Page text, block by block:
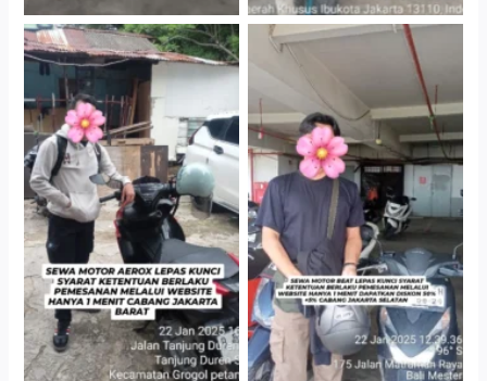
Cabang Jakarta Barat
Cityplaza Jatinegara
Gedung Parkir P6A